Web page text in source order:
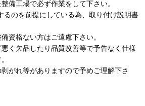
備工場で必ず作業をして下さい。
るのを前提にしている為、取り付け説明書
資格ない方はご遠慮下さい。
く欠品したり品質改善等で予告なく仕様
がれ等がありますので予めご理解下さ